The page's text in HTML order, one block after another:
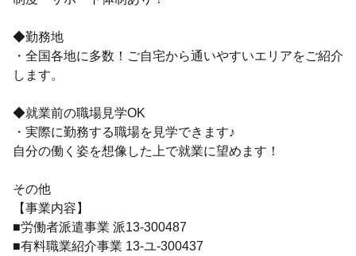
◆勤務地
・全国各地に多数！ご自宅から通いやすいエリアをご紹介
します。
◆就業前の職場見学OK
・実際に勤務する職場を見学できます♪
自分の働く姿を想像した上で就業に望めます！
その他
【事業内容】
■労働者派遣事業 派13-300487
■有料職業紹介事業 13-ユ-300437